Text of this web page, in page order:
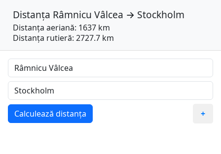
Distanța Râmnicu Vâlcea → Stockholm
Distanța aeriană: 1637 km
Distanța rutieră: 2727.7 km
Calculează distanța +